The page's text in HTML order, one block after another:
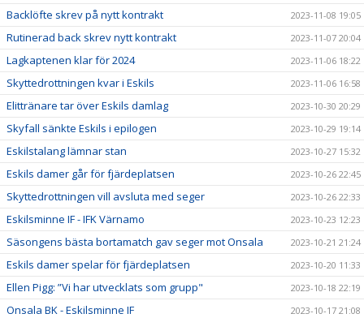
Backlöfte skrev på nytt kontrakt 2023-11-08 19:05
Rutinerad back skrev nytt kontrakt 2023-11-07 20:04
Lagkaptenen klar för 2024 2023-11-06 18:22
Skyttedrottningen kvar i Eskils 2023-11-06 16:58
Elittränare tar över Eskils damlag 2023-10-30 20:29
Skyfall sänkte Eskils i epilogen 2023-10-29 19:14
Eskilstalang lämnar stan 2023-10-27 15:32
Eskils damer går för fjärdeplatsen 2023-10-26 22:45
Skyttedrottningen vill avsluta med seger 2023-10-26 22:33
Eskilsminne IF - IFK Värnamo 2023-10-23 12:23
Säsongens bästa bortamatch gav seger mot Onsala 2023-10-21 21:24
Eskils damer spelar för fjärdeplatsen 2023-10-20 11:33
Ellen Pigg: ”Vi har utvecklats som grupp" 2023-10-18 22:19
Onsala BK - Eskilsminne IF 2023-10-17 21:08